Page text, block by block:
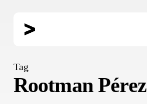
Tag
Rootman Pérez